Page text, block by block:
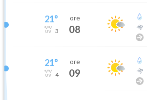
21°
3
ore
08
21°
4
ore
09